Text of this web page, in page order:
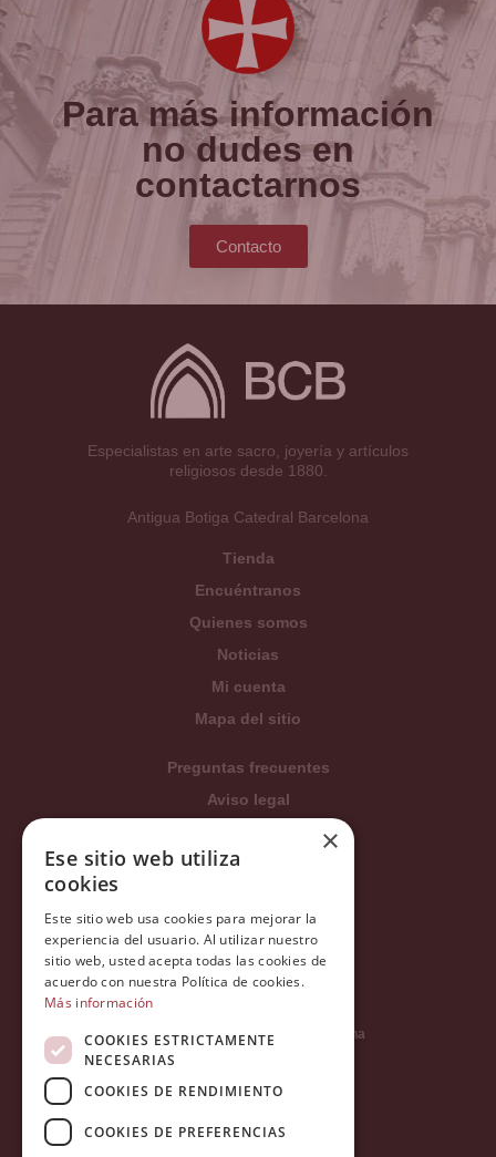
Para más información
no dudes en
contactarnos
Contacto
Especialistas en arte sacro, joyería y artículos
religiosos desde 1880.
Antigua Botiga Catedral Barcelona
Tienda
Encuéntranos
Quienes somos
Noticias
Mi cuenta
Mapa del sitio
Preguntas frecuentes
Aviso legal
Condiciones generales
Política de privacidad
Política Integrada
Tratamiento de datos
Carrer del Duc, 12 - 08002 Barcelona
×
Ese sitio web utiliza
cookies
Este sitio web usa cookies para mejorar la
experiencia del usuario. Al utilizar nuestro
sitio web, usted acepta todas las cookies de
acuerdo con nuestra Política de cookies.
Más información
COOKIES ESTRICTAMENTE
NECESARIAS
COOKIES DE RENDIMIENTO
COOKIES DE PREFERENCIAS